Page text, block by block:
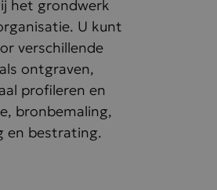
het grondwerk
U kunt
verschillende
ontgraven,
profileren en
bronbemaling,
en bestrating.